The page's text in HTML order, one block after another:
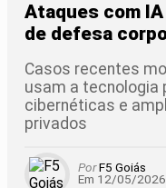
Ataques com
de defesa
Casos recentes
usam a tecnologia
cibernéticas e
privados
PorF5 Goiás
Em 12/05/